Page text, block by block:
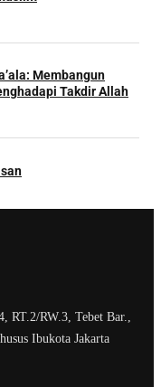
Membangun
Takdir Allah
RT.2/RW.3, Tebet Bar.,
Ibukota Jakarta